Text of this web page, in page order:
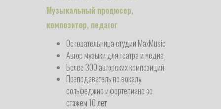
Музыкальный продюсер,
композитор, педагог
Основательница студии MaxMusic
Автор музыки для театра и медиа
Более 300 авторских композиций
Преподаватель по вокалу,
сольфеджио и фортепиано со
стажем 10 лет